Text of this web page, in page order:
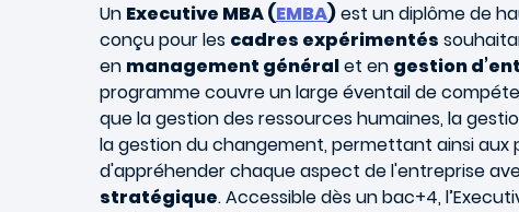
Un Executive MBA (EMBA)est un diplôme de
conçu pour les cadres expérimentés
en management généralet en gestion
programme couvre un large éventail de
que la gestion des ressources humaines, la
la gestion du changement, permettant ainsi aux
d'appréhender chaque aspect de l'entreprise
stratégique. Accessible dès un bac+4,